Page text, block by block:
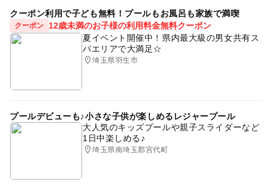
宇宙 駅から近い さいたま 科学の不思議
タダでお出かけ 節約 自然体験 節約おでかけ
クーポン利用で子ども無料！プールもお風呂も家族で満喫
クーポン
12歳未満のお子様の利用料金無料クーポン
夏イベント開催中！県内最大級の男女共有ス
パエリアで大満足☆
埼玉県羽生市
プールデビューも♪小さな子供が楽しめるレジャープール
大人気のキッズプールや親子スライダーなど
1日中楽しめる♪
埼玉県南埼玉郡宮代町